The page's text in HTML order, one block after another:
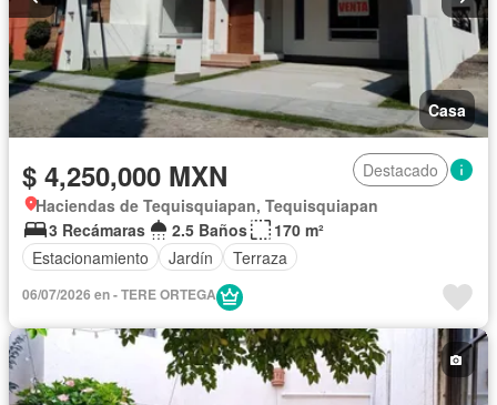
Casa
$ 4,250,000 MXN
Destacado
Haciendas de Tequisquiapan, Tequisquiapan
3 Recámaras
2.5 Baños
170 m²
Estacionamiento
Jardín Terraza
06/07/2026 en - TERE ORTEGA